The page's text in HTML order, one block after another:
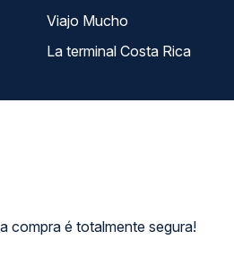
compra é totalmente segura!
Viajo Mucho
La terminal Costa Rica